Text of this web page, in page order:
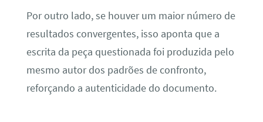
Por outro lado, se houver um maior número de
resultados convergentes, isso aponta que a
escrita da peça questionada foi produzida pelo
mesmo autor dos padrões de confronto,
reforçando a autenticidade do documento.